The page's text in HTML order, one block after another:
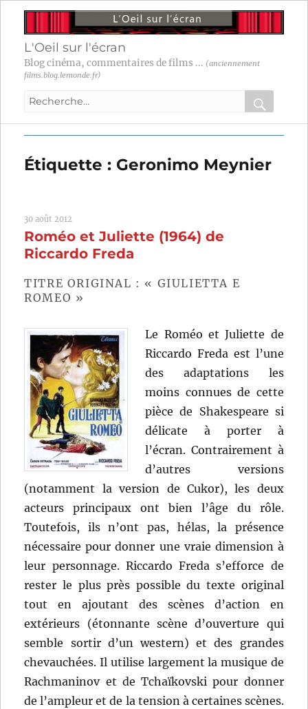
L'Oeil sur l'écran
Blog cinéma, commentaires de films ... (anciennement
films.blog.lemonde.fr)
Recherche
:
OK
Étiquette : Geronimo Meynier
30 août 2012
Roméo et Juliette (1964) de
Riccardo Freda
TITRE ORIGINAL : « GIULIETTA E
ROMEO »
Le Roméo et Juliette de
Riccardo Freda est l’une
des adaptations les
moins connues de cette
pièce de Shakespeare si
délicate à porter à
l’écran. Contrairement à
d’autres versions
(notamment la version de Cukor), les deux
acteurs principaux ont bien l’âge du rôle.
Toutefois, ils n’ont pas, hélas, la présence
nécessaire pour donner une vraie dimension à
leur personnage. Riccardo Freda s’efforce de
rester le plus près possible du texte original
tout en ajoutant des scènes d’action en
extérieurs (étonnante scène d’ouverture qui
semble sortir d’un western) et des grandes
chevauchées. Il utilise largement la musique de
Rachmaninov et de Tchaïkovski pour donner
de l’ampleur et de la tension à certaines scènes.